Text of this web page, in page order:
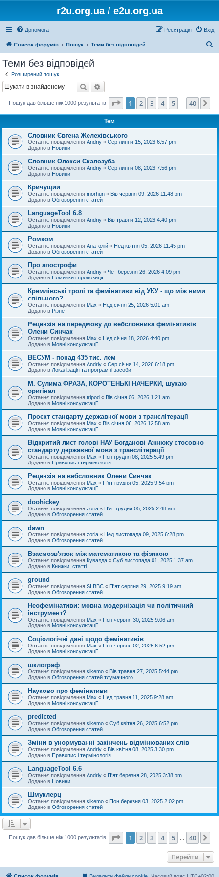
r2u.org.ua / e2u.org.ua
Допомога Вхід
Реєстрація
Список форумів Пошук Теми без відповідей
Теми без відповідей
Розширений пошук
Пошук
Пошук дав більше ніж 1000 результатів Сторінка 1 40
1 2 3 4 5 40
Тем
Словник Євгена Желехівського
Останнє повідомлення Andriy « Сер липня 15, 2026 6:57 pm
Додано в Новини
Словник Олекси Скалозуба
Останнє повідомлення Andriy « Сер липня 08, 2026 7:56 pm
Додано в Новини
Кричущий
Останнє повідомлення morhun « Вів червня 09, 2026 11:48 pm
Додано в Обговорення статей
LanguageTool 6.8
Останнє повідомлення Andriy « Вів травня 12, 2026 4:40 pm
Додано в Новини
Ромком
Останнє повідомлення Анатолій « Нед квітня 05, 2026 11:45 pm
Додано в Обговорення статей
Про апострофи
Останнє повідомлення Andriy « Чет березня 26, 2026 4:09 pm
Додано в Помилки і пропозиції
Кремлівські тролі та фемінативи від УКУ - що між ними
спільного?
Останнє повідомлення Max « Нед січня 25, 2026 5:01 am
Додано в Різне
Рецензія на передмову до вебсловника фемінативів
Олени Синчак
Останнє повідомлення Max « Нед січня 18, 2026 4:40 pm
Додано в Мовні консультації
ВЕСУМ - понад 435 тис. лем
Останнє повідомлення Andriy « Сер січня 14, 2026 6:18 pm
Додано в Локалізація та програмні засоби
М. Сулима ФРАЗА, КОРОТЕНЬКІ НАЧЕРКИ, шукаю
оригінал
Останнє повідомлення tripod « Вів січня 06, 2026 1:21 am
Додано в Мовні консультації
Проєкт стандарту державної мови з транслітерації
Останнє повідомлення Max « Вів січня 06, 2026 12:58 am
Додано в Мовні консультації
Відкритий лист голові НАУ Богданові Ажнюку стосовно
стандарту державної мови з транслітерації
Останнє повідомлення Max « Пон грудня 08, 2025 5:49 pm
Додано в Правопис і термінологія
Рецензія на вебсловник Олени Синчак
Останнє повідомлення Max « П'ят грудня 05, 2025 9:54 pm
Додано в Мовні консультації
doohickey
Останнє повідомлення zoria « П'ят грудня 05, 2025 2:48 am
Додано в Обговорення статей
dawn
Останнє повідомлення zoria « Нед листопада 09, 2025 6:28 pm
Додано в Обговорення статей
Взаємозв'язок між математикою та фізикою
Останнє повідомлення Кувалда « Суб листопада 01, 2025 1:37 am
Додано в Книжки, статті
ground
Останнє повідомлення SLBBC « П'ят серпня 29, 2025 9:19 am
Додано в Обговорення статей
Неофемінативи: мовна модернізація чи політичний
інструмент?
Останнє повідомлення Max « Пон червня 30, 2025 9:06 am
Додано в Мовні консультації
Соціологічні дані щодо фемінативів
Останнє повідомлення Max « Пон червня 02, 2025 6:52 pm
Додано в Мовні консультації
шклограф
Останнє повідомлення sikemo « Вів травня 27, 2025 5:44 pm
Додано в Обговорення статей тлумачного
Науково про фемінативи
Останнє повідомлення Max « Нед травня 11, 2025 9:28 am
Додано в Мовні консультації
predicted
Останнє повідомлення sikemo « Суб квітня 26, 2025 6:52 pm
Додано в Обговорення статей
Зміни в унормуванні закінчень відмінюваних слів
Останнє повідомлення Andriy « Вів квітня 08, 2025 3:30 pm
Додано в Правопис і термінологія
LanguageTool 6.6
Останнє повідомлення Andriy « П'ят березня 28, 2025 3:38 pm
Додано в Новини
Шмуклерц
Останнє повідомлення sikemo « Пон березня 03, 2025 2:02 pm
Додано в Обговорення статей
Пошук дав більше ніж 1000 результатів Сторінка 1 40
1 2 3 4 5 40
Перейти
Список форумів Часовий пояс UTC+02:00
Видалити файли cookie